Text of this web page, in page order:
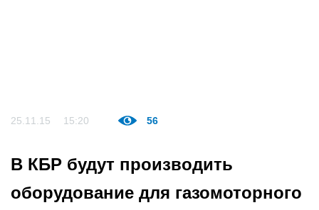
25.11.15 15:20 56
В КБР будут производить
оборудование для газомоторного